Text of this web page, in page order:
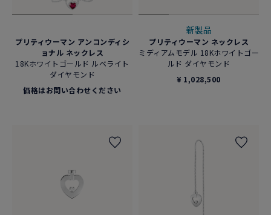
プリティウーマン アンコンディシ
ョナル ネックレス
18Kホワイトゴールド ルベライト
ダイヤモンド
価格はお問い合わせください
新製品
プリティウーマン ネックレス
ミディアムモデル 18Kホワイトゴー
ルド ダイヤモンド
¥ 1,028,500